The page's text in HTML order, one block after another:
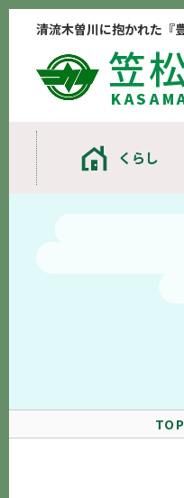
清流木曽川に抱かれた『
笠
くらし
TOP